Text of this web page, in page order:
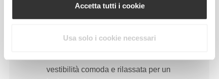
Accetta tutti i cookie
Usa solo i cookie necessari
vestibilità comoda e rilassata per un